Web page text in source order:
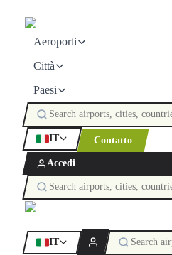
Aeroporti
Città
Paesi
IT Contatto
Accedi
IT